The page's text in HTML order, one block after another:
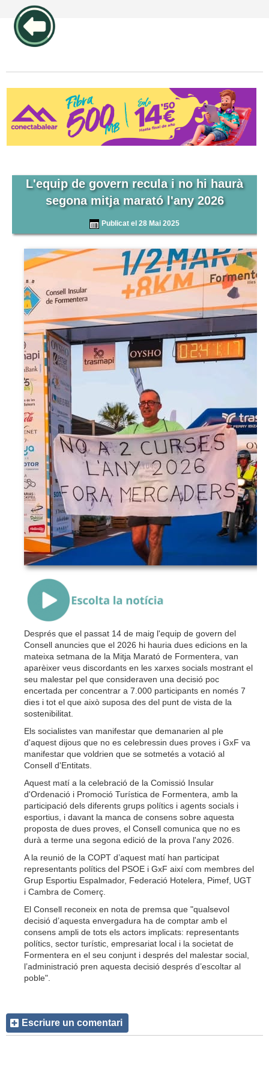
L'equip de govern recula i no hi haurà
segona mitja marató l'any 2026
Publicat el 28 Mai 2025
{Play}
Després que el passat 14 de maig l'equip de govern del
Consell anuncies que el 2026 hi hauria dues edicions en la
mateixa setmana de la Mitja Marató de Formentera, van
aparèixer veus discordants en les xarxes socials mostrant el
seu malestar pel que consideraven una decisió poc
encertada per concentrar a 7.000 participants en només 7
dies i tot el que això suposa des del punt de vista de la
sostenibilitat.
Els socialistes van manifestar que demanarien al ple
d'aquest dijous que no es celebressin dues proves i GxF va
manifestar que voldrien que se sotmetés a votació al
Consell d'Entitats.
Aquest matí a la celebració de la Comissió Insular
d'Ordenació i Promoció Turística de Formentera, amb la
participació dels diferents grups polítics i agents socials i
esportius, i davant la manca de consens sobre aquesta
proposta de dues proves, el Consell comunica que no es
durà a terme una segona edició de la prova l'any 2026.
A la reunió de la COPT d’aquest matí han participat
representants polítics del PSOE i GxF així com membres del
Grup Esportiu Espalmador, Federació Hotelera, Pimef, UGT
i Cambra de Comerç.
El Consell reconeix en nota de premsa que "qualsevol
decisió d’aquesta envergadura ha de comptar amb el
consens ampli de tots els actors implicats: representants
polítics, sector turístic, empresariat local i la societat de
Formentera en el seu conjunt i després del malestar social,
l’administració pren aquesta decisió després d’escoltar al
poble".
Escriure un comentari